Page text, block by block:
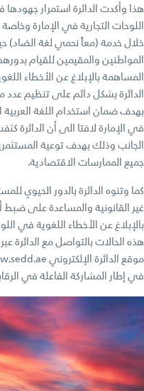
هذا وأكدت الدائرة استمرار
اللوحات التجارية في الإمارة
خلال خدمة (معاً نحمي لغة
المواطنين والمقيمين للقيام
المساهمة بالإبلاغ عن الأخطاء
الدائرة بشكل دائم على تنظيم عدد
بهدف ضمان استخدام اللغة
في الإمارة لافتا الى أن الدائرة
الجانب وذلك بهدف توعية
جميع الممارسات الاقتصادية.
كما وتنوه الدائرة بالدور الحيوي
غير القانونية والمساعدة على
بالإبلاغ عن الأخطاء اللغوية في
في إطار المشاركة الفاعلة في